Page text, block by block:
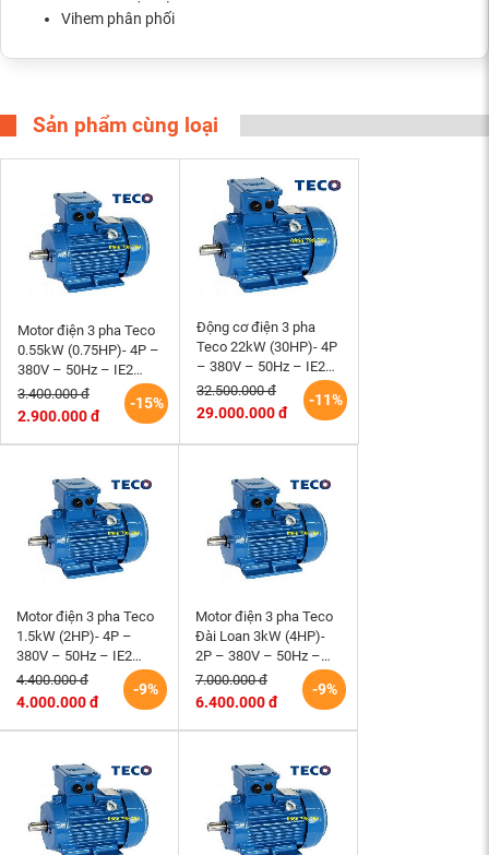
Vihem phân phối
Sản phẩm cùng loại
Motor điện 3 pha Teco
0.55kW (0.75HP)- 4P –
380V – 50Hz – IE2
-80M – B3 Đài Loan
-15%
3.400.000 đ
2.900.000 đ
Động cơ điện 3 pha
Teco 22kW (30HP)- 4P
– 380V – 50Hz – IE2
-180L- B3 Đài Loan
-11%
32.500.000 đ
29.000.000 đ
Motor điện 3 pha Teco
1.5kW (2HP)- 4P –
380V – 50Hz – IE2
-90L- B3 Đài Loan
-9%
4.400.000 đ
4.000.000 đ
Motor điện 3 pha Teco
Đài Loan 3kW (4HP)-
2P – 380V – 50Hz –
IE2 -100L- B3
-9%
7.000.000 đ
6.400.000 đ